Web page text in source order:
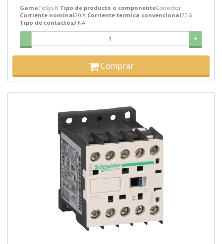
GamaTeSys K Tipo de producto o componenteConector
Corriente nominal20 A Corriente termica convencional20 A
Tipo de contactos3 NA
- +
Comprar